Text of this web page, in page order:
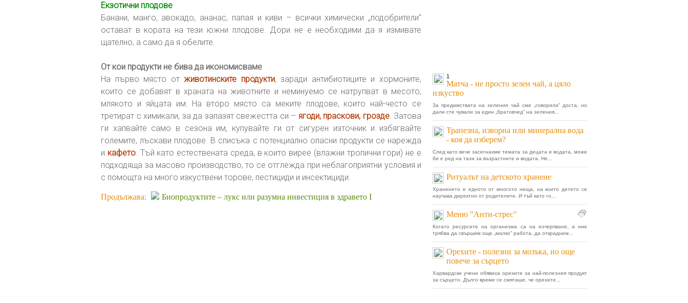
Екзотични плодове
Банани, манго, авокадо, ананас, папая и киви – всички химически „подобрители”
остават в кората на тези южни плодове. Дори не е необходими да я измивате
щателно, а само да я обелите.
От кои продукти не бива да икономисваме
На първо място отживотинските продукти, заради антибиотиците и хормоните,
които се добавят в храната на животните и неминуемо се натрупват в месото,
млякото и яйцата им. На второ място са меките плодове, които най-често се
третират с химикали, за да запазят свежестта си – ягоди, праскови, грозде. Затова
ги хапвайте само в сезона им, купувайте ги от сигурен източник и избягвайте
големите, лъскави плодове. В списъка с потенциално опасни продукти се нарежда
и кафето. Тъй като естествената среда, в които вирее (влажни тропични гори) не е
подходяща за масово производство, то се отглежда при неблагоприятни условия и
с помощта на много изкуствени торове, пестициди и инсектициди.
Продължава: Биопродуктите – лукс или разумна инвестиция в здравето I
1
Матча - не просто зелен чай, а цяло
изкуство
За предимствата на зеления чай сме „говорили” доста, но
дали сте чували за един „братовчед” на зеления...
Трапезна, изворна или минерална вода
- коя да изберем?
След като вече засегнахме темата за децата и водата, може
би е ред на тази за възрастните и водата. Не...
Ритуалът на детското хранене
Храненето е едното от многото неща, на които детето се
научава директно от родителите. И тъй като го...
Меню "Aнти-стрес"
Когато ресурсите на организма са на изчерпване, а ние
трябва да свършим още „малко” работа, да откраднем...
Орехите - полезни за мозъка, но още
повече за сърцето
Харвардски учени обявиха орехите за най-полезния продукт
за сърцето. Дълго време се смяташе, че орехите...